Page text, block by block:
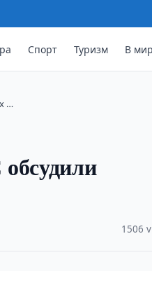
Спорт Туризм В
…
1506